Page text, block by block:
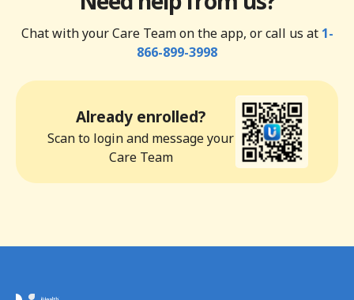
Chat with your Care Team on the app, or call us at 1-
866-899-3998
Already enrolled?
Scan to login and message your
Care Team